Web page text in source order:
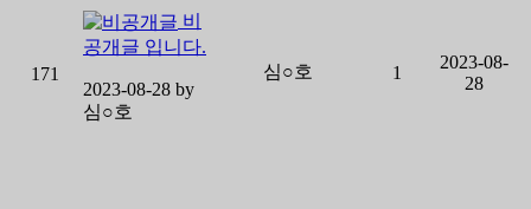
171
비
공개글 입니다.
2023-08-28 by
심○호
심○호 1
2023-08-
28